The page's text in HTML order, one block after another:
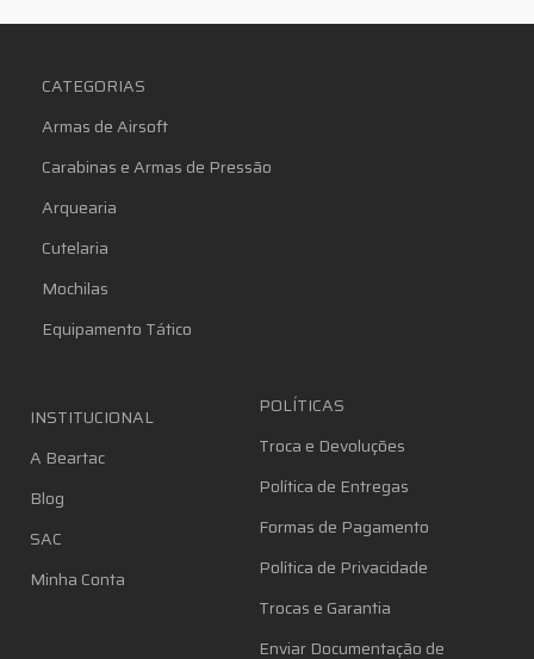
CATEGORIAS
Armas de Airsoft
Carabinas e Armas de Pressão
Arquearia
Cutelaria
Mochilas
Equipamento Tático
INSTITUCIONAL
A Beartac
Blog
SAC
Minha Conta
POLÍTICAS
Troca e Devoluções
Política de Entregas
Formas de Pagamento
Política de Privacidade
Trocas e Garantia
Enviar Documentação de